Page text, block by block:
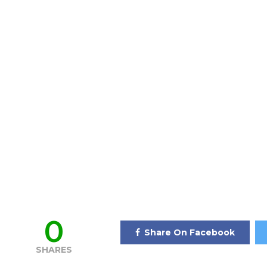
0
SHARES
Share On Facebook